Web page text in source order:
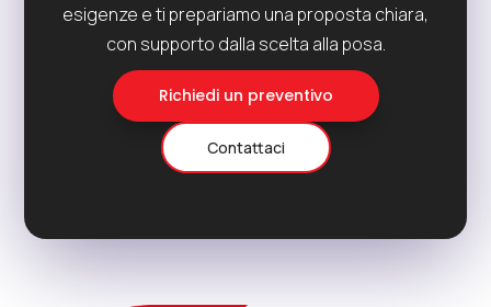
esigenze e ti prepariamo una proposta chiara,
con supporto dalla scelta alla posa.
Richiedi un preventivo
Contattaci